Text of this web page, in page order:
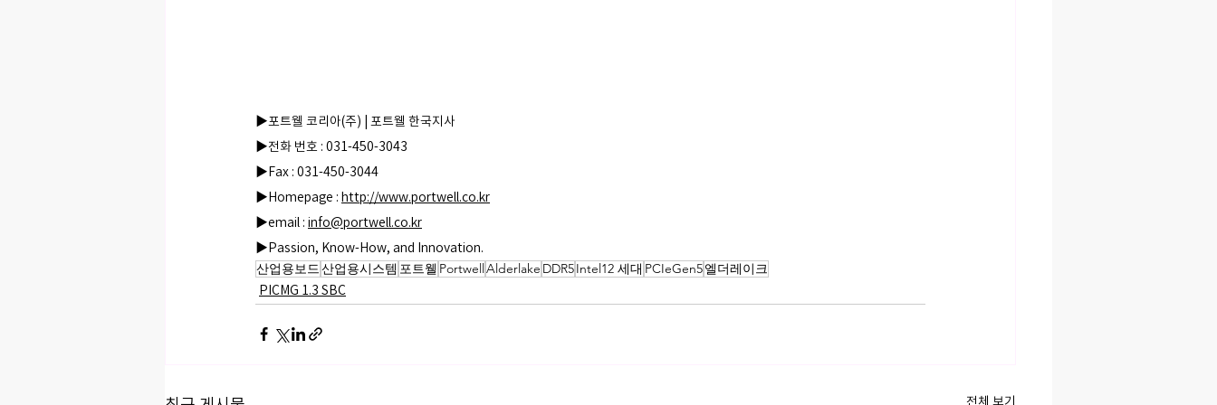
▶포트웰 코리아(주) | 포트웰 한국지사
▶전화 번호 : 031-450-3043
▶Fax : 031-450-3044
▶Homepage : http://www.portwell.co.kr
▶email : info@portwell.co.kr
▶Passion, Know-How, and Innovation.
산업용보드산업용시스템 포트웰 PortwellAlderlake DDR5Intel12 세대 PCIeGen5엘더레이크
PICMG 1.3 SBC
전체 보기